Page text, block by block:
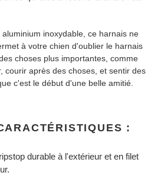
inoxydable, ce harnais ne
à votre chien d'oublier le harnais
choses plus importantes, comme
courir après des choses, et sentir des
c'est le début d'une belle amitié.
:
durable à l'extérieur et en filet